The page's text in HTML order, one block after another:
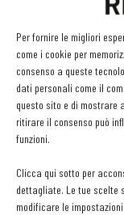
Per fornire le migliori
come i cookie per
consenso a queste
dati personali come il
questo sito e di mostrare
ritirare il consenso può
funzioni.
Clicca qui sotto per
dettagliate. Le tue scelte
modificare le
Recensioni online,
modifiche alle Linee
20 Luglio 2026
EDICOLA WEB